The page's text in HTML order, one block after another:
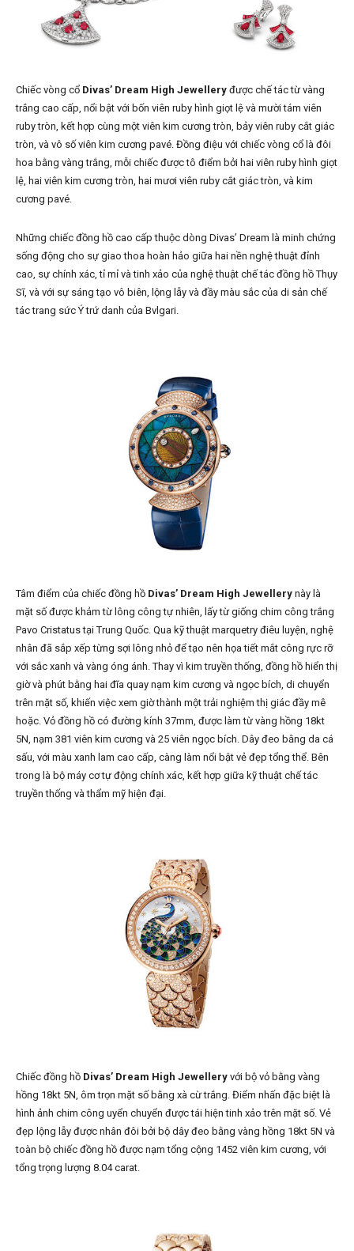
Chiếc vòng cổ Divas’ Dream High Jewellery được chế tác từ vàng
trắng cao cấp, nổi bật với bốn viên ruby hình giọt lệ và mười tám viên
ruby tròn, kết hợp cùng một viên kim cương tròn, bảy viên ruby cắt giác
tròn, và vô số viên kim cương pavé. Đồng điệu với chiếc vòng cổ là đôi
hoa bằng vàng trắng, mỗi chiếc được tô điểm bởi hai viên ruby hình giọt
lệ, hai viên kim cương tròn, hai mươi viên ruby cắt giác tròn, và kim
cương pavé.
Những chiếc đồng hồ cao cấp thuộc dòng Divas’ Dream là minh chứng
sống động cho sự giao thoa hoàn hảo giữa hai nền nghệ thuật đỉnh
cao, sự chính xác, tỉ mỉ và tinh xảo của nghệ thuật chế tác đồng hồ Thụy
Sĩ, và với sự sáng tạo vô biên, lộng lẫy và đầy màu sắc của di sản chế
tác trang sức Ý trứ danh của Bvlgari.
Tâm điểm của chiếc đồng hồ Divas’ Dream High Jewellery này là
mặt số được khảm từ lông công tự nhiên, lấy từ giống chim công trắng
Pavo Cristatus tại Trung Quốc. Qua kỹ thuật marquetry điêu luyện, nghệ
nhân đã sắp xếp từng sợi lông nhỏ để tạo nên họa tiết mắt công rực rỡ
với sắc xanh và vàng óng ánh. Thay vì kim truyền thống, đồng hồ hiển thị
giờ và phút bằng hai đĩa quay nạm kim cương và ngọc bích, di chuyển
trên mặt số, khiến việc xem giờ thành một trải nghiệm thị giác đầy mê
hoặc. Vỏ đồng hồ có đường kính 37mm, được làm từ vàng hồng 18kt
5N, nạm 381 viên kim cương và 25 viên ngọc bích. Dây đeo bằng da cá
sấu, với màu xanh lam cao cấp, càng làm nổi bật vẻ đẹp tổng thể. Bên
trong là bộ máy cơ tự động chính xác, kết hợp giữa kỹ thuật chế tác
truyền thống và thẩm mỹ hiện đại.
Chiếc đồng hồ Divas’ Dream High Jewellery với bộ vỏ bằng vàng
hồng 18kt 5N, ôm trọn mặt số bằng xà cừ trắng. Điểm nhấn đặc biệt là
hình ảnh chim công uyển chuyển được tái hiện tinh xảo trên mặt số. Vẻ
đẹp lộng lẫy được nhân đôi bởi bộ dây đeo bằng vàng hồng 18kt 5N và
toàn bộ chiếc đồng hồ được nạm tổng cộng 1452 viên kim cương, với
tổng trọng lượng 8.04 carat.